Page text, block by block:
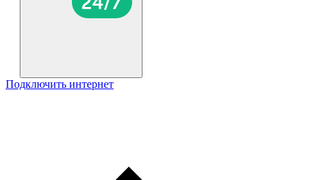
Подключить интернет